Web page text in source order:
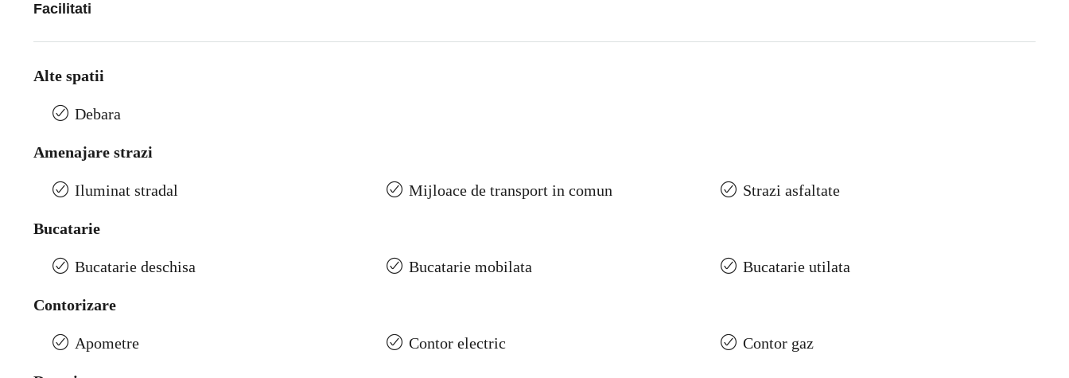
Facilitati
Alte spatii
Debara
Amenajare strazi
Iluminat stradal Mijloace de transport in comun Strazi asfaltate
Bucatarie
Bucatarie deschisa Bucatarie mobilata Bucatarie utilata
Contorizare
Apometre Contor electric Contor gaz